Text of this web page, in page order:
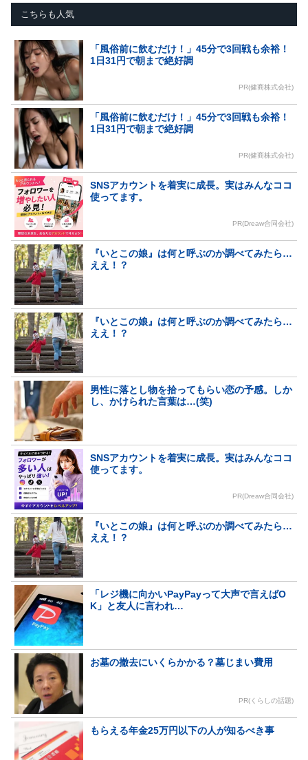
こちらも人気
「風俗前に飲むだけ！」45分で3回戦も余裕！
1日31円で朝まで絶好調
PR(健商株式会社)
「風俗前に飲むだけ！」45分で3回戦も余裕！
1日31円で朝まで絶好調
PR(健商株式会社)
SNSアカウントを着実に成長。実はみんなココ
使ってます。
PR(Dreaw合同会社)
『いとこの娘』は何と呼ぶのか調べてみたら…
ええ！？
『いとこの娘』は何と呼ぶのか調べてみたら…
ええ！？
男性に落とし物を拾ってもらい恋の予感。しか
し、かけられた言葉は…(笑)
SNSアカウントを着実に成長。実はみんなココ
使ってます。
PR(Dreaw合同会社)
『いとこの娘』は何と呼ぶのか調べてみたら…
ええ！？
「レジ機に向かいPayPayって大声で言えばO
K」と友人に言われ…
お墓の撤去にいくらかかる？墓じまい費用
PR(くらしの話題)
もらえる年金25万円以下の人が知るべき事